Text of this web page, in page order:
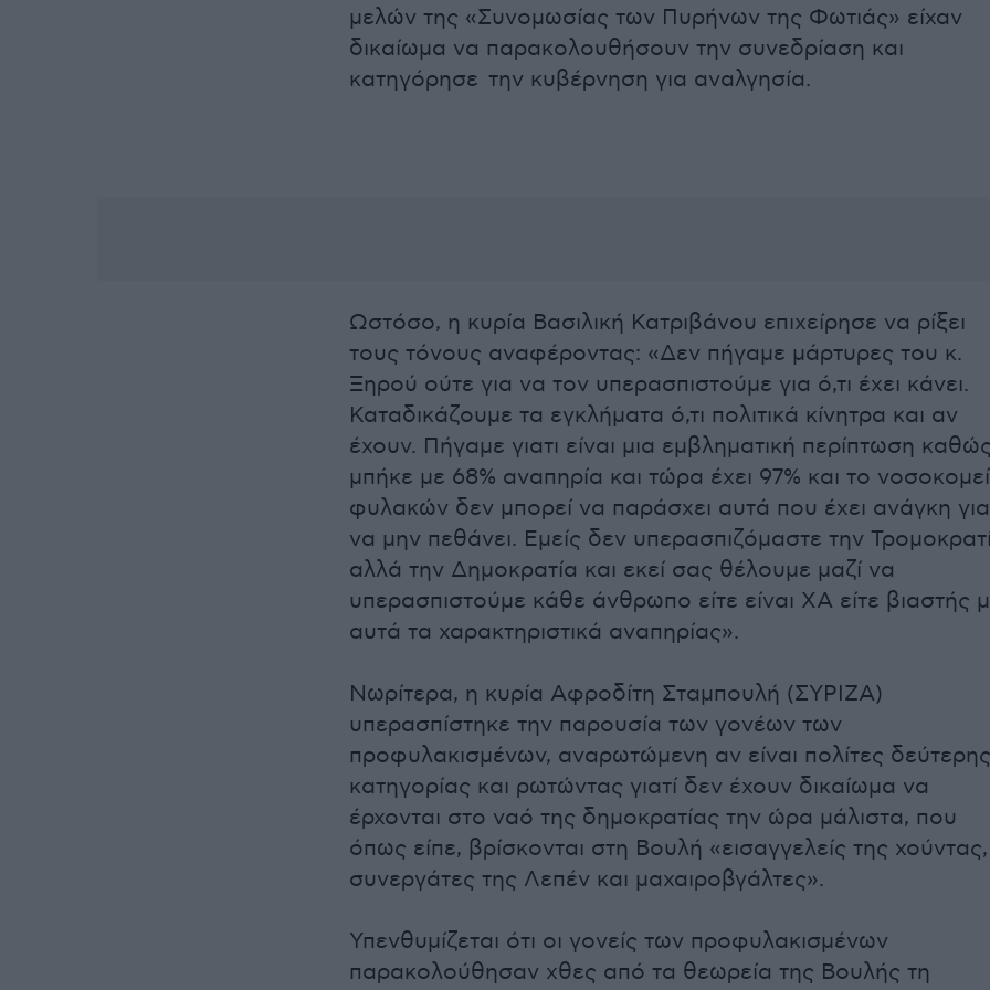
μελών της «Συνομωσίας των Πυρήνων της Φωτιάς» είχαν
δικαίωμα να παρακολουθήσουν την συνεδρίαση και
κατηγόρησε την κυβέρνηση για αναλγησία.
Ωστόσο, η κυρία Βασιλική Κατριβάνου επιχείρησε να ρίξει
τους τόνους αναφέροντας: «Δεν πήγαμε μάρτυρες του κ.
Ξηρού ούτε για να τον υπερασπιστούμε για ό,τι έχει κάνει.
Καταδικάζουμε τα εγκλήματα ό,τι πολιτικά κίνητρα και αν
έχουν. Πήγαμε γιατι είναι μια εμβληματική περίπτωση
μπήκε με 68% αναπηρία και τώρα έχει 97% και το
φυλακών δεν μπορεί να παράσχει αυτά που έχει ανάγκη για
να μην πεθάνει. Εμείς δεν υπερασπιζόμαστε την
αλλά την Δημοκρατία και εκεί σας θέλουμε μαζί να
υπερασπιστούμε κάθε άνθρωπο είτε είναι ΧΑ είτε βιαστής
αυτά τα χαρακτηριστικά αναπηρίας».
Νωρίτερα, η κυρία Αφροδίτη Σταμπουλή (ΣΥΡΙΖΑ)
υπερασπίστηκε την παρουσία των γονέων των
προφυλακισμένων, αναρωτώμενη αν είναι πολίτες δεύτερης
κατηγορίας και ρωτώντας γιατί δεν έχουν δικαίωμα να
έρχονται στο ναό της δημοκρατίας την ώρα μάλιστα, που
όπως είπε, βρίσκονται στη Βουλή «εισαγγελείς της χούντας,
συνεργάτες της Λεπέν και μαχαιροβγάλτες».
Υπενθυμίζεται ότι οι γονείς των προφυλακισμένων
παρακολούθησαν χθες από τα θεωρεία της Βουλής τη